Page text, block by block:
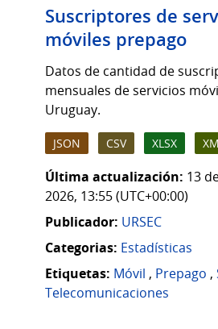
Suscriptores de
móviles prepago
Datos de cantidad de
mensuales de servicios
Uruguay.
JSON CSV XLSX
Última actualización: 13
2026, 13:55 (UTC+00:00)
Publicador: URSEC
Categorias: Estadísticas
Etiquetas: Móvil , Prepago ,
Telecomunicaciones